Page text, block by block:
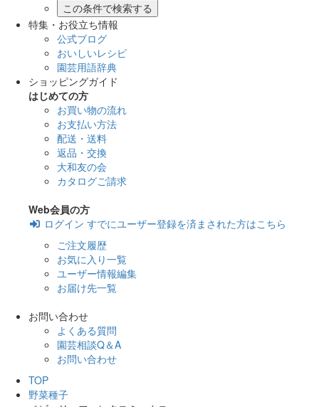
この条件で検索する
特集・お役立ち情報
公式ブログ
おいしいレシピ
園芸用語辞典
ショッピングガイド
はじめての方
お買い物の流れ
お支払い方法
配送・送料
返品・交換
大和友の会
カタログご請求
Web会員の方
ログイン すでにユーザー登録を済まされた方はこちら
ご注文履歴
お気に入り一覧
ユーザー情報編集
お届け先一覧
お問い合わせ
よくある質問
園芸相談Q＆A
お問い合わせ
TOP
野菜種子